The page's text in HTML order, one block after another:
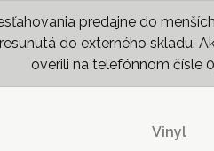
predajne do
do externého skladu.
overili na telefónnom čísle
Vinyl